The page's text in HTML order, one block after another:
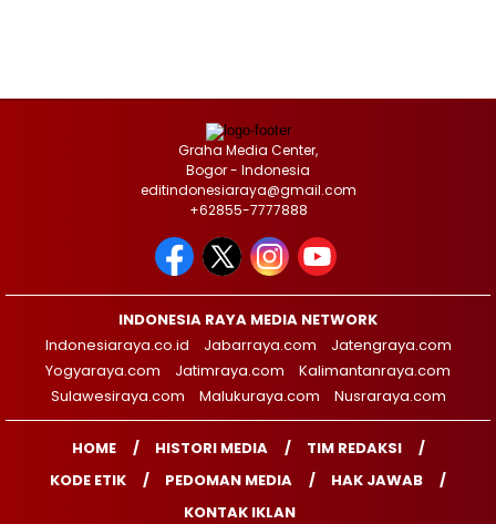
Graha Media Center,
Bogor - Indonesia
editindonesiaraya@gmail.com
+62855-7777888
INDONESIA RAYA MEDIA NETWORK
Indonesiaraya.co.id
Jabarraya.com
Jatengraya.com
Yogyaraya.com
Jatimraya.com
Kalimantanraya.com
Sulawesiraya.com
Malukuraya.com Nusraraya.com
HOME HISTORI MEDIA
TIM REDAKSI
KODE ETIK
PEDOMAN MEDIA
HAK JAWAB
KONTAK IKLAN